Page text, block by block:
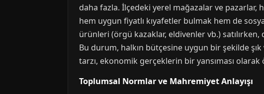
daha fazla. İlçedeki yerel mağazalar ve pazarlar,
hem uygun fiyatlı kıyafetler bulmak hem de
ürünleri (örgü kazaklar, eldivenler vb.)
Bu durum, halkın bütçesine uygun bir şekilde
tarzı, ekonomik gerçeklerin bir yansıması olarak
Toplumsal Normlar ve Mahremiyet Anlayışı